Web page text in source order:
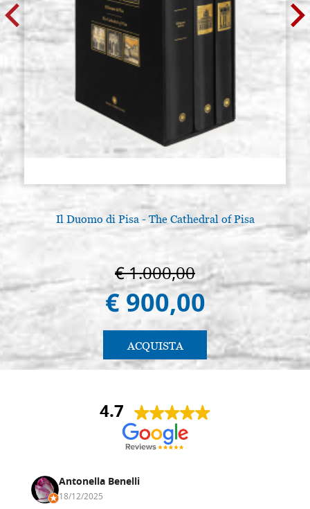
Il Duomo di Pisa - The Cathedral of Pisa
€ 1.000,00
€ 900,00
ACQUISTA
4.7
Antonella Benelli
18/12/2025